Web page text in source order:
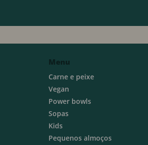
Menu
Carne e peixe
Vegan
Power bowls
Sopas
Kids
Pequenos almoços